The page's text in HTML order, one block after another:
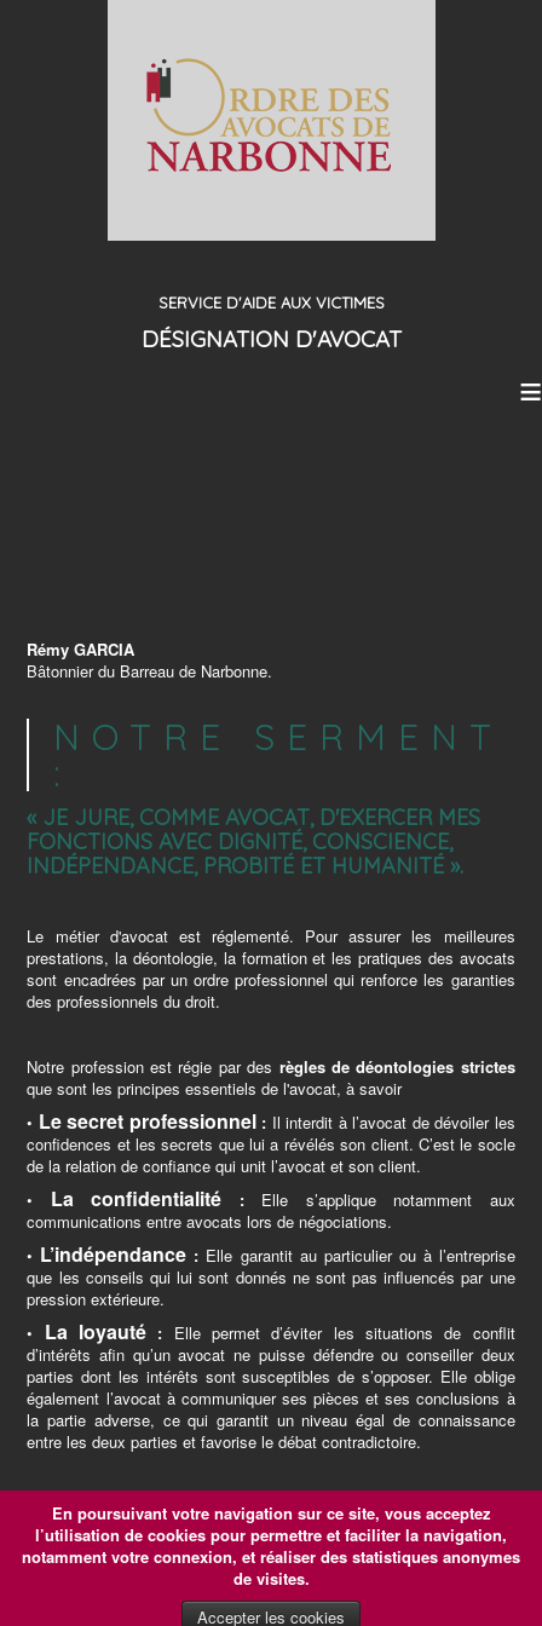
SERVICE D'AIDE AUX VICTIMES
DÉSIGNATION D'AVOCAT
≡
Rémy GARCIA
Bâtonnier du Barreau de Narbonne.
NOTRE SERMENT
:
« JE JURE, COMME AVOCAT, D'EXERCER MES
FONCTIONS AVEC DIGNITÉ, CONSCIENCE,
INDÉPENDANCE, PROBITÉ ET HUMANITÉ ».
Le métier d'avocat est réglementé. Pour assurer les meilleures
prestations, la déontologie, la formation et les pratiques des avocats
sont encadrées par un ordre professionnel qui renforce les garanties
des professionnels du droit.
Notre profession est régie par des règles de déontologies strictes
que sont les principes essentiels de l'avocat, à savoir
• Le secret professionnel: Il interdit à l’avocat de dévoiler les
confidences et les secrets que lui a révélés son client. C’est le socle
de la relation de confiance qui unit l’avocat et son client.
• La confidentialité :Elle s’applique notamment aux
communications entre avocats lors de négociations.
• L’indépendance : Elle garantit au particulier ou à l’entreprise
que les conseils qui lui sont donnés ne sont pas influencés par une
pression extérieure.
• La loyauté : Elle permet d’éviter les situations de conflit
d’intérêts afin qu’un avocat ne puisse défendre ou conseiller deux
parties dont les intérêts sont susceptibles de s’opposer. Elle oblige
également l’avocat à communiquer ses pièces et ses conclusions à
la partie adverse, ce qui garantit un niveau égal de connaissance
entre les deux parties et favorise le débat contradictoire.
Vous trouverez sur ce site laliste des avocatsinscrits au
sein du barreau de Narbonne
ainsi que les liens utiles afin deprendre directement
contact avec l'ordre
En poursuivant votre navigation sur ce site, vous acceptez
l’utilisation de cookies pour permettre et faciliter la navigation,
notamment votre connexion, et réaliser des statistiques anonymes
de visites.
Accepter les cookies